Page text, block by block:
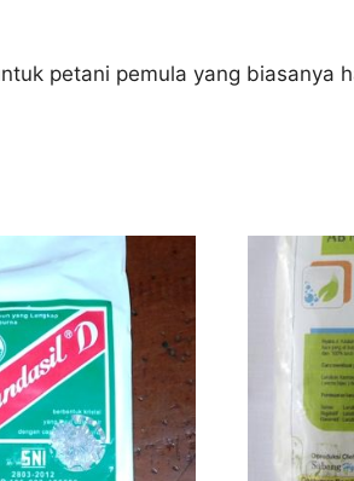
petani pemula yang biasanya